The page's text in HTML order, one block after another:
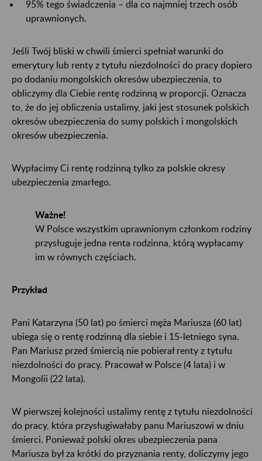
95% tego świadczenia – dla co najmniej trzech osób
uprawnionych.
Jeśli Twój bliski w chwili śmierci spełniał warunki do
emerytury lub renty z tytułu niezdolności do pracy dopiero
po dodaniu mongolskich okresów ubezpieczenia, to
obliczymy dla Ciebie rentę rodzinną w proporcji. Oznacza
to, że do jej obliczenia ustalimy, jaki jest stosunek polskich
okresów ubezpieczenia do sumy polskich i mongolskich
okresów ubezpieczenia.
Wypłacimy Ci rentę rodzinną tylko za polskie okresy
ubezpieczenia zmarłego.
Ważne!
W Polsce wszystkim uprawnionym członkom rodziny
przysługuje jedna renta rodzinna, którą wypłacamy
im w równych częściach.
Przykład
Pani Katarzyna (50 lat) po śmierci męża Mariusza (60 lat)
ubiega się o rentę rodzinną dla siebie i 15-letniego syna.
Pan Mariusz przed śmiercią nie pobierał renty z tytułu
niezdolności do pracy. Pracował w Polsce (4 lata) i w
Mongolii (22 lata).
W pierwszej kolejności ustalimy rentę z tytułu niezdolności
do pracy, która przysługiwałaby panu Mariuszowi w dniu
śmierci. Ponieważ polski okres ubezpieczenia pana
Mariusza był za krótki do przyznania renty, doliczymy jego